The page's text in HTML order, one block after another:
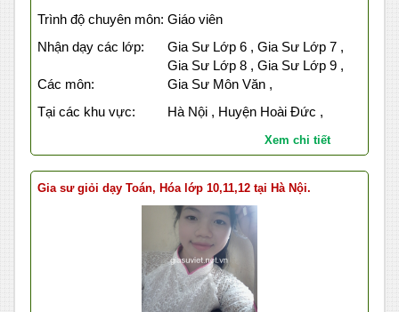
Trình độ chuyên môn: Giáo viên
Nhận dạy các lớp:
Gia Sư Lớp 6 , Gia Sư Lớp 7 ,
Gia Sư Lớp 8 , Gia Sư Lớp 9 ,
Các môn:
Gia Sư Môn Văn ,
Tại các khu vực:
Hà Nội , Huyện Hoài Đức ,
Xem chi tiết
Gia sư giỏi dạy Toán, Hóa lớp 10,11,12 tại Hà Nội.